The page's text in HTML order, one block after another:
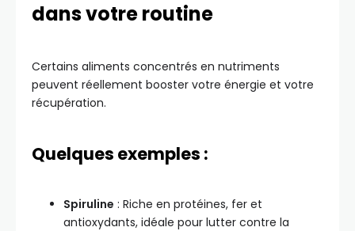
dans votre routine
Certains aliments concentrés en nutriments
peuvent réellement booster votre énergie et votre
récupération.
Quelques exemples :
Spiruline : Riche en protéines, fer et
antioxydants, idéale pour lutter contre la